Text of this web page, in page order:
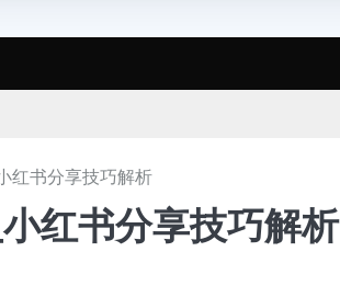
红书分享技巧解析
红书分享技巧解析